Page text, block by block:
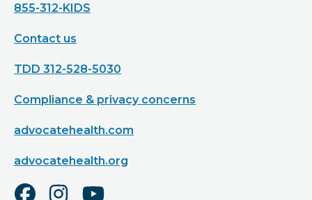
855-312-KIDS
Contact us
TDD 312-528-5030
Compliance & privacy concerns
advocatehealth.com
advocatehealth.org